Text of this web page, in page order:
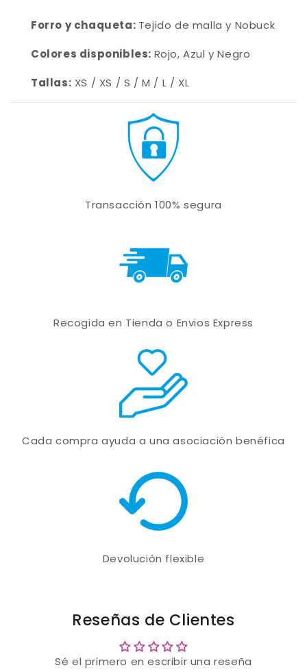
Forro y chaqueta: Tejido de malla y Nobuck
Colores disponibles: Rojo, Azul y Negro
Tallas: XS / XS / S / M / L / XL
Transacción 100% segura
Recogida en Tienda o Envios Express
Cada compra ayuda a una asociación benéfica
Devolución flexible
Reseñas de Clientes
Sé el primero en escribir una reseña